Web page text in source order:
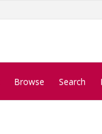
Browse Search